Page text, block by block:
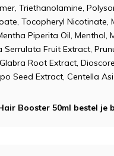
Triethanolamine,
Tocopheryl Nicotinate,
Piperita Oil, Menthol,
Serrulata Fruit Extract,
Root Extract,
Seed Extract, Centella
Booster 50ml bestel je